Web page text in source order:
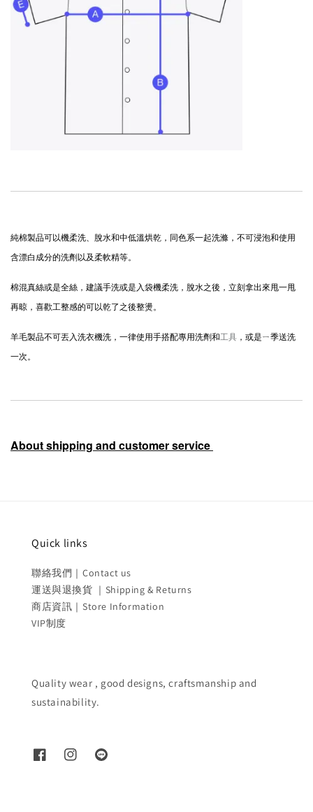
純棉製品可以機柔洗、脫水和中低溫烘乾，同色系一起洗滌，不可浸泡和使用
含漂白成分的洗劑以及柔軟精等。
棉混真絲或是全絲，建議手洗或是入袋機柔洗，脫水之後，立刻拿出來甩一甩
再晾，喜歡工整感的可以乾了之後整燙。
羊毛製品不可丟入洗衣機洗，一律使用手搭配專用洗劑和工具 ，或是ㄧ季送洗
一次。
About shipping and customer service
Quick links
聯絡我們｜Contact us
運送與退換貨 ｜Shipping & Returns
商店資訊｜Store Information
VIP制度
Quality wear , good designs, craftsmanship and
sustainability.